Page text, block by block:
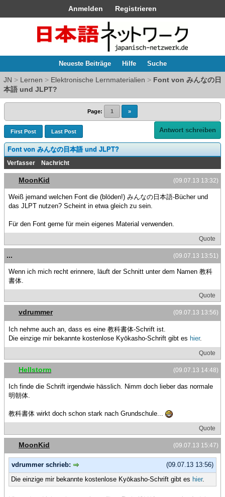
Anmelden Registrieren
Neueste Beiträge Hilfe Suche
JN > Lernen > Elektronische Lernmaterialien > Font von みんなの日
本語 und JLPT?
Page: 1 »
First Post Last Post Antwort schreiben
Font von みんなの日本語 und JLPT?
Verfasser Nachricht
(09.07.13 13:32)
MoonKid
Weiß jemand welchen Font die (blöden!) みんなの日本語-Bücher und
das JLPT nutzen? Scheint in etwa gleich zu sein.
Für den Font gerne für mein eigenes Material verwenden.
Quote
(09.07.13 13:51)
...
Wenn ich mich recht erinnere, läuft der Schnitt unter dem Namen 教科
書体.
Quote
(09.07.13 13:56)
vdrummer
Ich nehme auch an, dass es eine 教科書体-Schrift ist.
Die einzige mir bekannte kostenlose Kyōkasho-Schrift gibt es hier.
Quote
(09.07.13 14:48)
Hellstorm
Ich finde die Schrift irgendwie hässlich. Nimm doch lieber das normale
明朝体.
教科書体 wirkt doch schon stark nach Grundschule...
Quote
(09.07.13 15:47)
MoonKid
(09.07.13 13:56)
vdrummer schrieb:
Die einzige mir bekannte kostenlose Kyōkasho-Schrift gibt es hier.